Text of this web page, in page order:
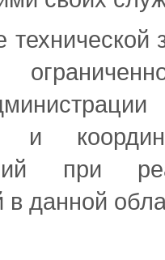
и
при
в данной